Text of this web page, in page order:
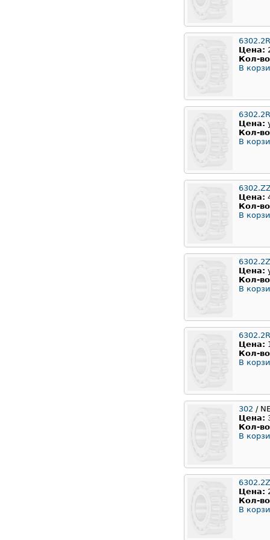
Цена:
Кол-
В
Цена:
Кол-
В
Цена:
Кол-
В
6302.2Z
Цена:
Кол-
В
Цена:
Кол-
В
302 /
Цена:
Кол-
В
6302.2Z
Цена:
Кол-
В